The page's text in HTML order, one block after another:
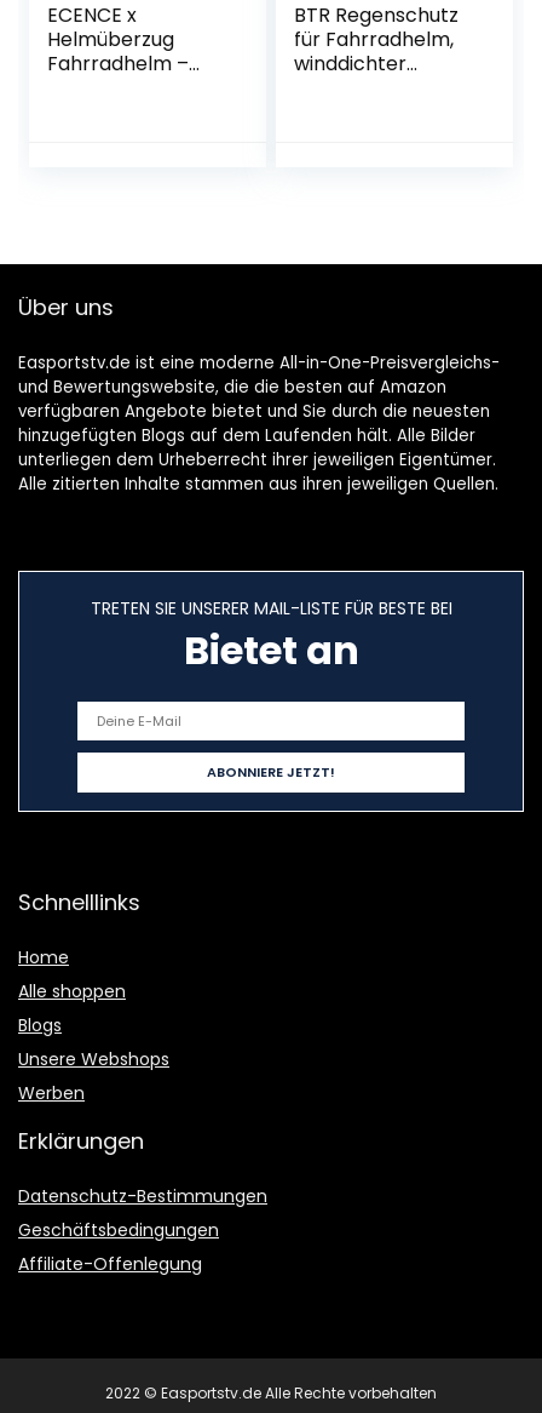
ECENCE x
Helmüberzug
Fahrradhelm –
wasserdicht Neon
Reflektorstreifen
BTR Regenschutz
für Fahrradhelm,
winddichter
Über uns
Easportstv.de ist eine moderne All-in-One-Preisvergleichs-
und Bewertungswebsite, die die besten auf Amazon
verfügbaren Angebote bietet und Sie durch die neuesten
hinzugefügten Blogs auf dem Laufenden hält. Alle Bilder
unterliegen dem Urheberrecht ihrer jeweiligen Eigentümer.
Alle zitierten Inhalte stammen aus ihren jeweiligen Quellen.
TRETEN SIE UNSERER MAIL-LISTE FÜR BESTE BEI
Bietet an
Schnelllinks
Home
Alle shoppen
Blogs
Unsere Webshops
Werben
Erklärungen
Datenschutz-Bestimmungen
Geschäftsbedingungen
Affiliate-Offenlegung
2022 © Easportstv.de Alle Rechte vorbehalten